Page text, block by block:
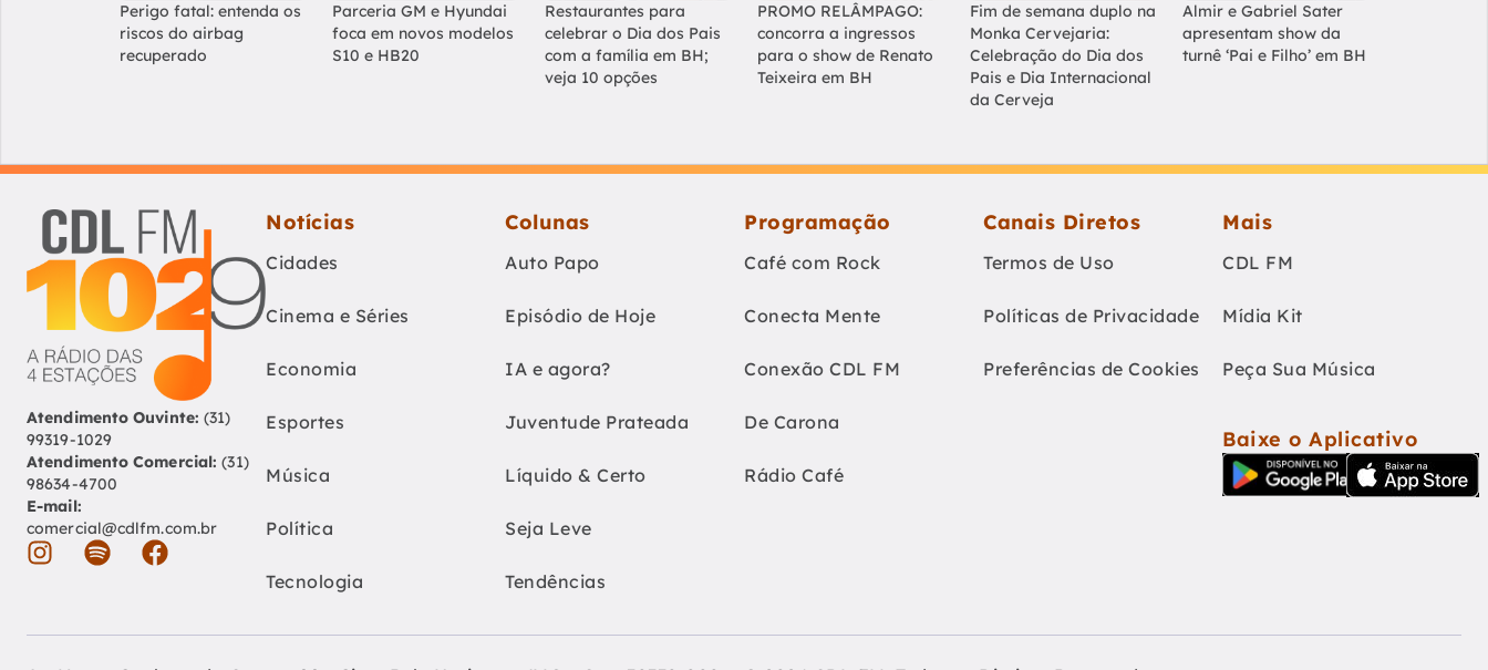
Perigo fatal: entenda os
riscos do airbag
recuperado
Parceria GM e Hyundai
foca em novos modelos
S10 e HB20
Restaurantes para
celebrar o Dia dos Pais
com a família em BH;
veja 10 opções
PROMO RELÂMPAGO:
concorra a ingressos
para o show de Renato
Teixeira em BH
Fim de semana duplo na
Monka Cervejaria:
Celebração do Dia dos
Pais e Dia Internacional
da Cerveja
Almir e Gabriel Sater
apresentam show da
turnê ‘Pai e Filho’ em BH
Atendimento Ouvinte: (31)
99319-1029
Atendimento Comercial: (31)
98634-4700
E-mail:
comercial@cdlfm.com.br
Notícias
Cidades
Cinema e Séries
Economia
Esportes
Música
Política
Tecnologia
Colunas
Auto Papo
Episódio de Hoje
IA e agora?
Juventude Prateada
Líquido & Certo
Seja Leve
Tendências
Programação
Café com Rock
Conecta Mente
Conexão CDL FM
De Carona
Rádio Café
Canais Diretos
Termos de Uso
Políticas de Privacidade
Preferências de Cookies
Mais
CDL FM
Mídia Kit
Peça Sua Música
Baixe o Aplicativo